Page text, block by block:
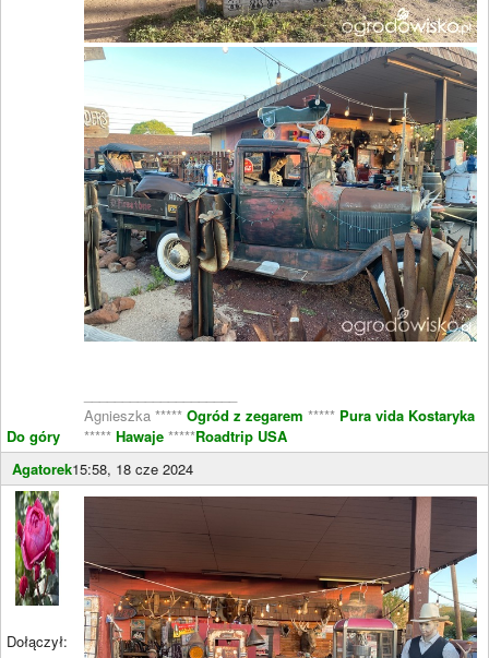
Do góry
Agnieszka ***** Ogród z zegarem ***** Pura vida Kostaryka
***** Hawaje *****Roadtrip USA
Agatorek15:58, 18 cze 2024
Dołączył: